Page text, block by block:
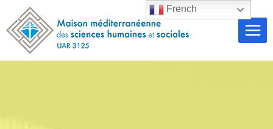
au
contenu
French